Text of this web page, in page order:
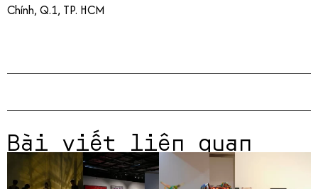
Chính, Q.1, TP. HCM
Bài viết liên quan